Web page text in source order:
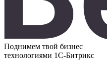
Поднимем твой бизнес
технологиями 1С-Битрикс